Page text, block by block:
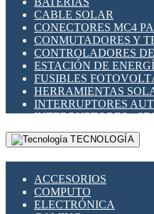
CABLE SOLAR
CONECTORES MC4
CONMUTADORES Y
CONTROLADORES
ESTACIÓN DE
FUSIBLES
HERRAMIENTAS
INTERRUPTORES
INTERRUPTORES -
FOTOVOLTÁICOS
MONTAJE PANEL
SUPRESOR DE
APLICACIONES
TECNOLOGÍA
ACCESORIOS
COMPUTO
ELECTRÓNICA